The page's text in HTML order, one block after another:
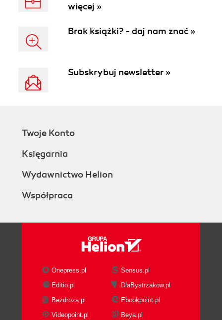
więcej »
Brak książki? - daj nam znać »
Subskrybuj newsletter »
Twoje Konto
Księgarnia
Wydawnictwo Helion
Współpraca
Onepress.pl
Sensus.pl
Editio.pl
DlaBystrzakow.pl
Bezdroza.pl
Ebookpoint.pl
Videopoint.pl
Beya.pl